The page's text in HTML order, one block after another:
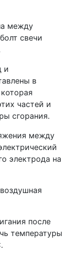
между
свечи
и
в
частей и
сгорания.
между
электрода на
после
температуры